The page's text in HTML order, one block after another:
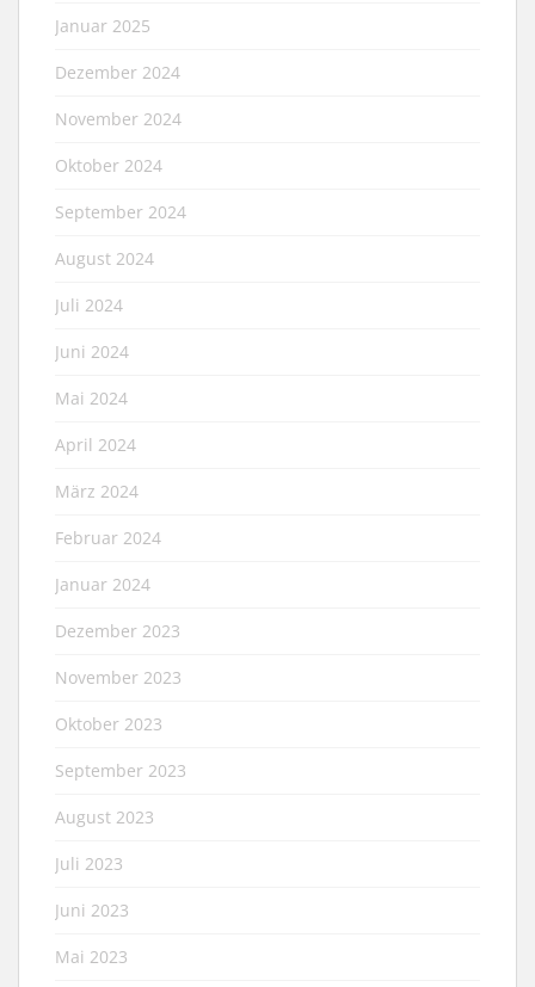
Januar 2025
Dezember 2024
November 2024
Oktober 2024
September 2024
August 2024
Juli 2024
Juni 2024
Mai 2024
April 2024
März 2024
Februar 2024
Januar 2024
Dezember 2023
November 2023
Oktober 2023
September 2023
August 2023
Juli 2023
Juni 2023
Mai 2023